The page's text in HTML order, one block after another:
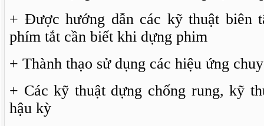
+ Được hướng dẫn các kỹ thuật biên
phím tắt cần biết khi dựng phim
+ Thành thạo sử dụng các hiệu ứng
+ Các kỹ thuật dựng chống rung, kỹ
hậu kỳ